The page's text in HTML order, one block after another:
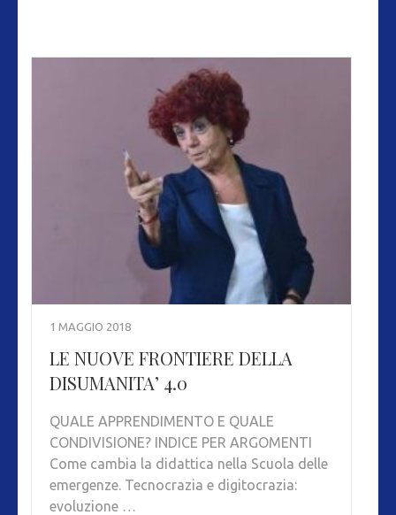
1 MAGGIO 2018
LE NUOVE FRONTIERE DELLA
DISUMANITA’ 4.0
QUALE APPRENDIMENTO E QUALE
CONDIVISIONE? INDICE PER ARGOMENTI
Come cambia la didattica nella Scuola delle
emergenze. Tecnocrazia e digitocrazia:
evoluzione …